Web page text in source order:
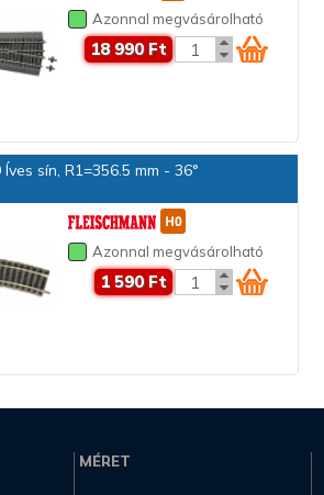
Azonnal megvásárolható
18 990 Ft
Íves sín, R1=356.5 mm - 36°
Azonnal megvásárolható
1 590 Ft
MÉRET